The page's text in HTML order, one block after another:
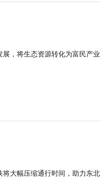
，将生态资源转化为富民产
大幅压缩通行时间，助力东